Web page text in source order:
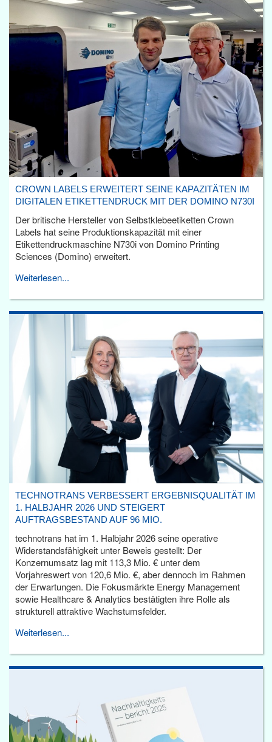
CROWN LABELS ERWEITERT SEINE KAPAZITÄTEN IM
DIGITALEN ETIKETTENDRUCK MIT DER DOMINO N730I
Der britische Hersteller von Selbstklebeetiketten Crown
Labels hat seine Produktionskapazität mit einer
Etikettendruckmaschine N730i von Domino Printing
Sciences (Domino) erweitert.
Weiterlesen...
TECHNOTRANS VERBESSERT ERGEBNISQUALITÄT IM
1. HALBJAHR 2026 UND STEIGERT
AUFTRAGSBESTAND AUF 96 MIO.
technotrans hat im 1. Halbjahr 2026 seine operative
Widerstandsfähigkeit unter Beweis gestellt: Der
Konzernumsatz lag mit 113,3 Mio. € unter dem
Vorjahreswert von 120,6 Mio. €, aber dennoch im Rahmen
der Erwartungen. Die Fokusmärkte Energy Management
sowie Healthcare & Analytics bestätigten ihre Rolle als
strukturell attraktive Wachstumsfelder.
Weiterlesen...